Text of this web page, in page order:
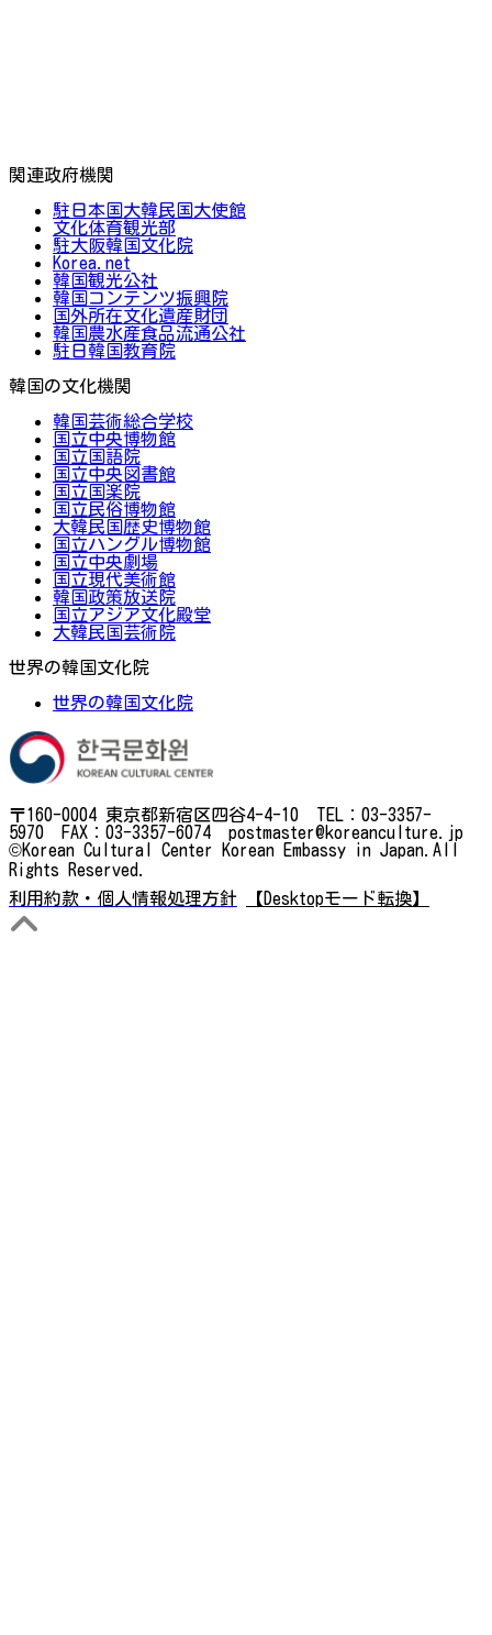
関連政府機関
駐日本国大韓民国大使館
文化体育観光部
駐大阪韓国文化院
Korea.net
韓国観光公社
韓国コンテンツ振興院
国外所在文化遺産財団
韓国農水産食品流通公社
駐日韓国教育院
韓国の文化機関
韓国芸術総合学校
国立中央博物館
国立国語院
国立中央図書館
国立国楽院
国立民俗博物館
大韓民国歴史博物館
国立ハングル博物館
国立中央劇場
国立現代美術館
韓国政策放送院
国立アジア文化殿堂
大韓民国芸術院
世界の韓国文化院
世界の韓国文化院
〒160-0004 東京都新宿区四谷4-4-10 TEL：03-3357-
5970 FAX：03-3357-6074 postmaster@koreanculture.jp
©Korean Cultural Center Korean Embassy in Japan.All
Rights Reserved.
利用約款・個人情報処理方針
【Desktopモード転換】